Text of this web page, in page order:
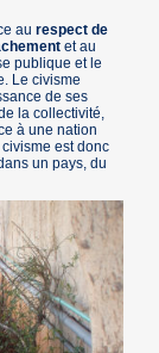
aurespect de
et au
publique et le
Le civisme
de ses
la collectivité,
à une nation
est donc
un pays, du